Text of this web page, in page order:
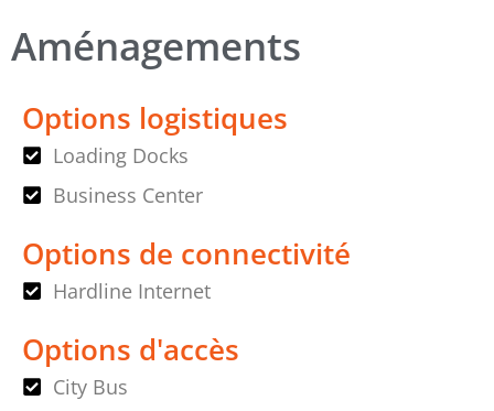
Aménagements
Options logistiques
Loading Docks
Business Center
Options de connectivité
Hardline Internet
Options d'accès
City Bus